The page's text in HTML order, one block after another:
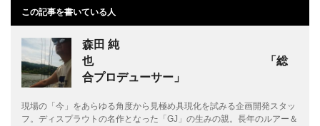
この記事を書いている人
森田 純
也 「総
合プロデューサー」
現場の「今」をあらゆる角度から見極め具現化を試みる企画開発スタッ
フ。ディスプラウトの名作となった「GJ」の生みの親。長年のルアー＆